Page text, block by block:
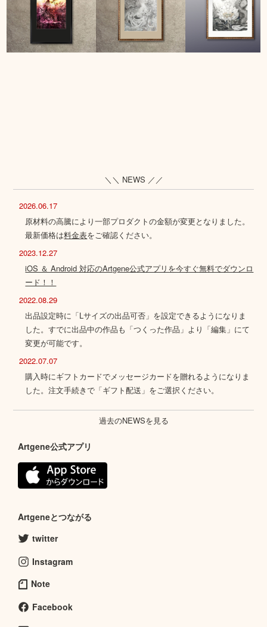
＼＼ NEWS ／／
2026.06.17
原材料の高騰により一部プロダクトの金額が変更となりました。
最新価格は料金表をご確認ください。
2023.12.27
iOS ＆ Android 対応のArtgene公式アプリを今すぐ無料でダウンロ
ード！！
2022.08.29
出品設定時に「Lサイズの出品可否」を設定できるようになりま
した。すでに出品中の作品も「つくった作品」より「編集」にて
変更が可能です。
2022.07.07
購入時にギフトカードでメッセージカードを贈れるようになりま
した。注文手続きで「ギフト配送」をご選択ください。
過去のNEWSを見る
Artgene公式アプリ
Artgeneとつながる
twitter
Instagram
Note
Facebook